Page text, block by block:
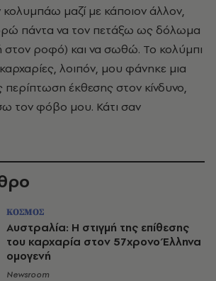
μαζί με κάποιον άλλον,
πάντα να τον πετάξω ως δόλωμα
στον ροφό) και να σωθώ. Το κολύμπι
λοιπόν, μου φάνηκε μια
έκθεσης στον κίνδυνο,
τον φόβο μου. Κάτι σαν
ΚΟΣΜΟΣ
Αυστραλία: Η στιγμή της επίθεσης
του καρχαρία στον 57χρονο Έλληνα
ομογενή
Newsroom